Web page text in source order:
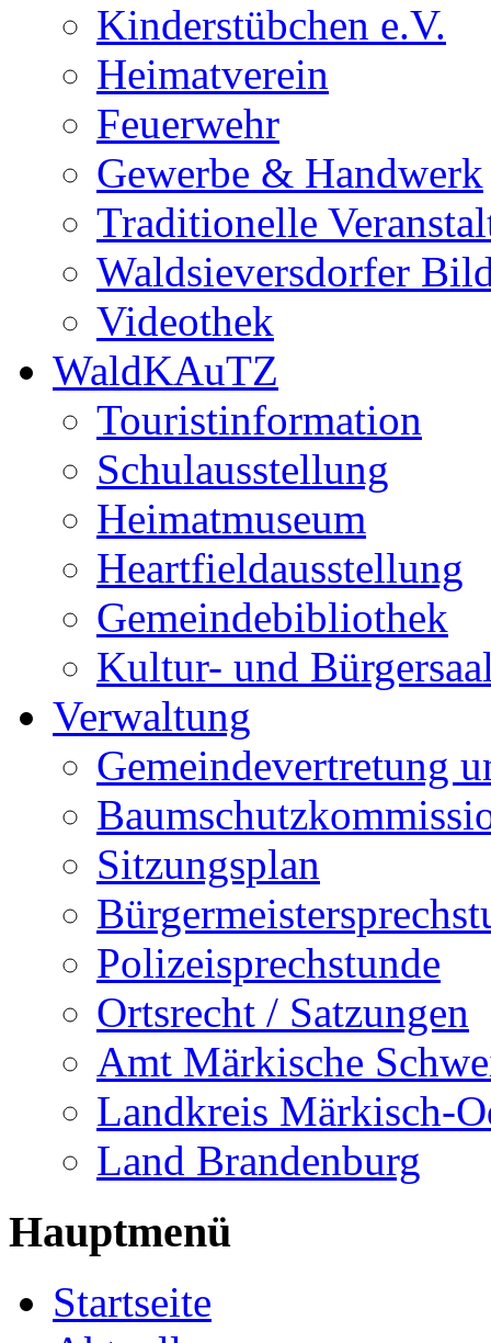
Kinderstübchen e.V.
Heimatverein
Feuerwehr
Gewerbe & Handwerk
Traditionelle
Waldsieversdorfer
Videothek
WaldKAuTZ
Touristinformation
Schulausstellung
Heimatmuseum
Heartfieldausstellung
Gemeindebibliothek
Kultur- und
Verwaltung
Gemeindevertretung
Sitzungsplan
Polizeisprechstunde
Ortsrecht / Satzungen
Amt Märkische
Landkreis Märkisch-
Land Brandenburg
Hauptmenü
Startseite